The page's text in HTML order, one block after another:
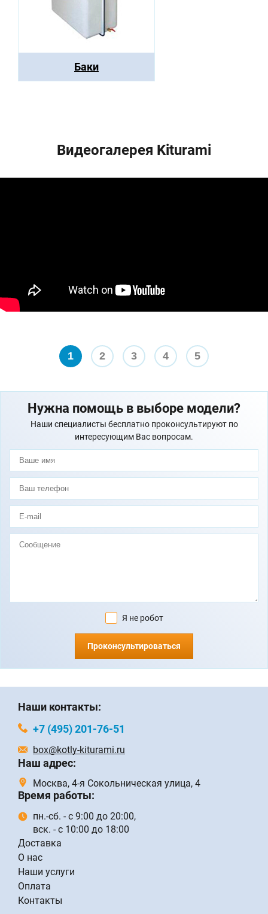
Баки
Видеогалерея Kiturami
1 2 3 4 5
Нужна помощь в выборе модели?
Наши специалисты бесплатно проконсультируют по
интересующим Вас вопросам.
Я не робот
Проконсультироваться
Наши контакты:
+7 (495) 201-76-51
box@kotly-kiturami.ru
Наш адрес:
Москва, 4-я Сокольническая улица, 4
Время работы:
пн.-сб. - с 9:00 до 20:00,
вск. - с 10:00 до 18:00
Доставка
О нас
Наши услуги
Оплата
Контакты